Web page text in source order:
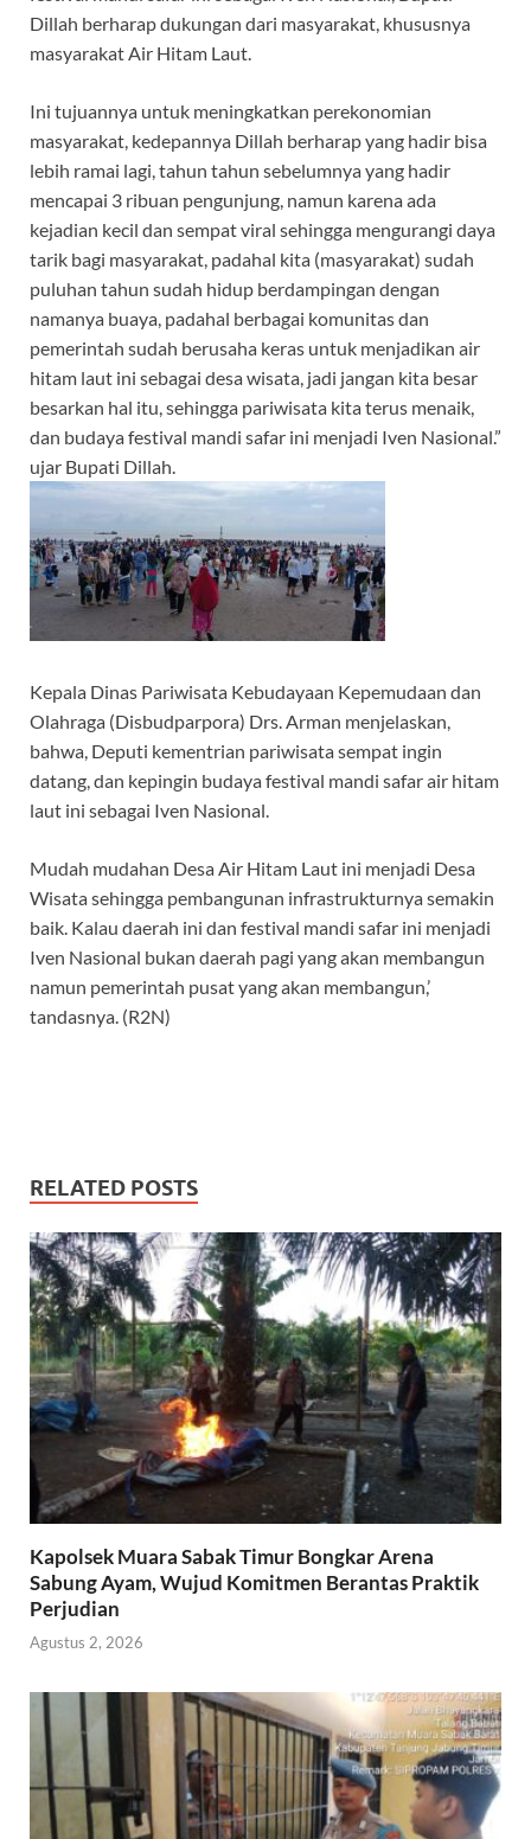
Dillah berharap dukungan dari masyarakat, khususnya
masyarakat Air Hitam Laut.
Ini tujuannya untuk meningkatkan perekonomian
masyarakat, kedepannya Dillah berharap yang hadir bisa
lebih ramai lagi, tahun tahun sebelumnya yang hadir
mencapai 3 ribuan pengunjung, namun karena ada
kejadian kecil dan sempat viral sehingga mengurangi daya
tarik bagi masyarakat, padahal kita (masyarakat) sudah
puluhan tahun sudah hidup berdampingan dengan
namanya buaya, padahal berbagai komunitas dan
pemerintah sudah berusaha keras untuk menjadikan air
hitam laut ini sebagai desa wisata, jadi jangan kita besar
besarkan hal itu, sehingga pariwisata kita terus menaik,
dan budaya festival mandi safar ini menjadi Iven Nasional.”
ujar Bupati Dillah.
Kepala Dinas Pariwisata Kebudayaan Kepemudaan dan
Olahraga (Disbudparpora) Drs. Arman menjelaskan,
bahwa, Deputi kementrian pariwisata sempat ingin
datang, dan kepingin budaya festival mandi safar air hitam
laut ini sebagai Iven Nasional.
Mudah mudahan Desa Air Hitam Laut ini menjadi Desa
Wisata sehingga pembangunan infrastrukturnya semakin
baik. Kalau daerah ini dan festival mandi safar ini menjadi
Iven Nasional bukan daerah pagi yang akan membangun
namun pemerintah pusat yang akan membangun,’
tandasnya. (R2N)
RELATED POSTS
Kapolsek Muara Sabak Timur Bongkar Arena
Sabung Ayam, Wujud Komitmen Berantas Praktik
Perjudian
Agustus 2, 2026